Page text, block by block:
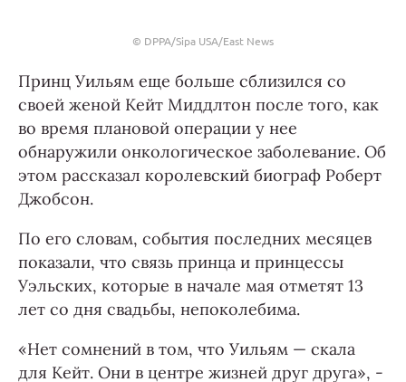
© DPPA/Sipa USA/East News
Принц Уильям еще больше сблизился со
своей женой Кейт Миддлтон после того, как
во время плановой операции у нее
обнаружили онкологическое заболевание. Об
этом рассказал королевский биограф Роберт
Джобсон.
По его словам, события последних месяцев
показали, что связь принца и принцессы
Уэльских, которые в начале мая отметят 13
лет со дня свадьбы, непоколебима.
«Нет сомнений в том, что Уильям — скала
для Кейт. Они в центре жизней друг друга», -